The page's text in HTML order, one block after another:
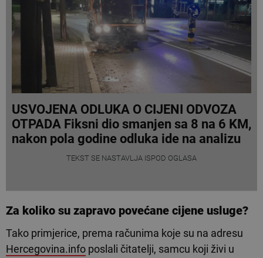
USVOJENA ODLUKA O CIJENI ODVOZA
OTPADA Fiksni dio smanjen sa 8 na 6 KM,
nakon pola godine odluka ide na analizu
TEKST SE NASTAVLJA ISPOD OGLASA
Za koliko su zapravo povećane cijene usluge?
Tako primjerice, prema računima koje su na adresu
Hercegovina.info poslali čitatelji, samcu koji živi u